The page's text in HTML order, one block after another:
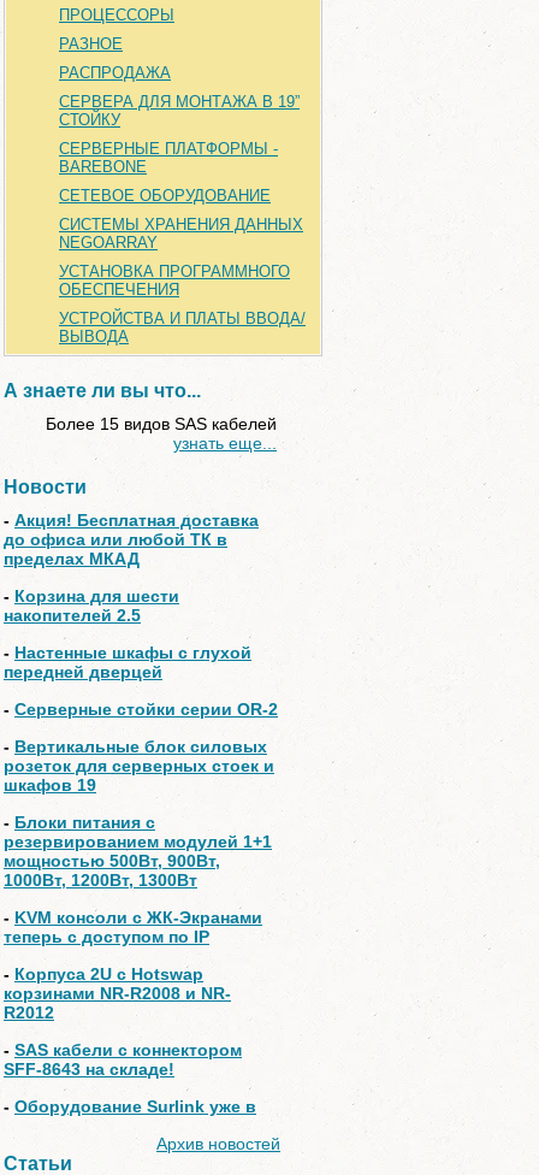
ПРОЦЕССОРЫ
РАЗНОЕ
РАСПРОДАЖА
СЕРВЕРА ДЛЯ МОНТАЖА В 19”
СТОЙКУ
СЕРВЕРНЫЕ ПЛАТФОРМЫ -
BAREBONE
СЕТЕВОЕ ОБОРУДОВАНИЕ
СИСТЕМЫ ХРАНЕНИЯ ДАННЫХ
NEGOARRAY
УСТАНОВКА ПРОГРАММНОГО
ОБЕСПЕЧЕНИЯ
УСТРОЙСТВА И ПЛАТЫ ВВОДА/
ВЫВОДА
А знаете ли вы что...
Более 15 видов SAS кабелей
узнать еще...
Новости
- Акция! Бесплатная доставка
до офиса или любой ТК в
пределах МКАД
- Корзина для шести
накопителей 2.5
- Настенные шкафы с глухой
передней дверцей
- Серверные стойки серии OR-2
- Вертикальные блок силовых
розеток для серверных стоек и
шкафов 19
- Блоки питания с
резервированием модулей 1+1
мощностью 500Вт, 900Вт,
1000Вт, 1200Вт, 1300Вт
- KVM консоли с ЖК-Экранами
теперь с доступом по IP
- Корпуса 2U с Hotswap
корзинами NR-R2008 и NR-
R2012
- SAS кабели с коннектором
SFF-8643 на складе!
- Оборудование Surlink уже в
Архив новостей
Статьи